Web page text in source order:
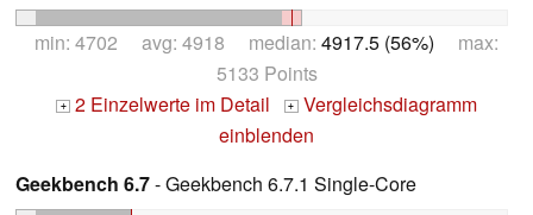
min: 4702 avg: 4918 median: 4917.5 (56%) max:
5133 Points
+ 2 Einzelwerte im Detail + Vergleichsdiagramm
einblenden
Geekbench 6.7- Geekbench 6.7.1 Single-Core